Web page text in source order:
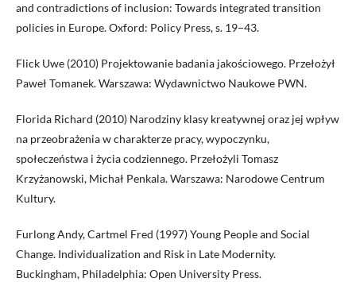
and contradictions of inclusion: Towards integrated transition
policies in Europe. Oxford: Policy Press, s. 19−43.
Flick Uwe (2010) Projektowanie badania jakościowego. Przełożył
Paweł Tomanek. Warszawa: Wydawnictwo Naukowe PWN.
Florida Richard (2010) Narodziny klasy kreatywnej oraz jej wpływ
na przeobrażenia w charakterze pracy, wypoczynku,
społeczeństwa i życia codziennego. Przełożyli Tomasz
Krzyżanowski, Michał Penkala. Warszawa: Narodowe Centrum
Kultury.
Furlong Andy, Cartmel Fred (1997) Young People and Social
Change. Individualization and Risk in Late Modernity.
Buckingham, Philadelphia: Open University Press.